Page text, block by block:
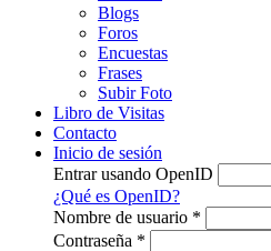
Blogs
Foros
Encuestas
Frases
Subir Foto
Libro de Visitas
Contacto
Inicio de sesión
Entrar usando OpenID
¿Qué es OpenID?
Nombre de usuario *
Contraseña *